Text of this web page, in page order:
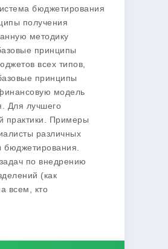
бюджетирования
получения
методику
принципы
всех типов,
принципы
модель
Для лучшего
практики. Примеры
различных
бюджетирования.
по внедрению
(как
всем, кто